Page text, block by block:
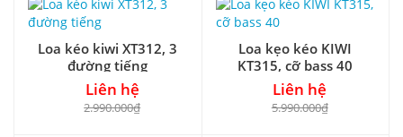
Loa kéo kiwi XT312, 3
đường tiếng
Liên hệ
2.990.000₫
Loa kẹo kéo KIWI
KT315, cỡ bass 40
Liên hệ
5.990.000₫